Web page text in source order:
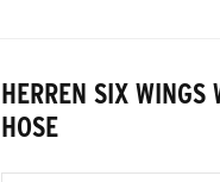
HERREN SIX WINGS
HOSE